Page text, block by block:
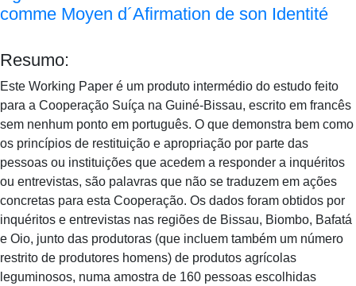
comme Moyen d´Afirmation de son Identité
Resumo:
Este Working Paper é um produto intermédio do estudo feito
para a Cooperação Suíça na Guiné-Bissau, escrito em francês
sem nenhum ponto em português. O que demonstra bem como
os princípios de restituição e apropriação por parte das
pessoas ou instituições que acedem a responder a inquéritos
ou entrevistas, são palavras que não se traduzem em ações
concretas para esta Cooperação. Os dados foram obtidos por
inquéritos e entrevistas nas regiões de Bissau, Biombo, Bafatá
e Oio, junto das produtoras (que incluem também um número
restrito de produtores homens) de produtos agrícolas
leguminosos, numa amostra de 160 pessoas escolhidas